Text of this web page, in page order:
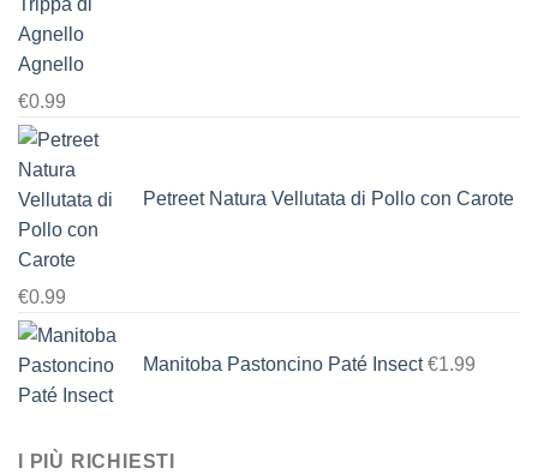
Agnello
€0.99
Petreet Natura Vellutata di Pollo con Carote
€0.99
Manitoba Pastoncino Paté Insect €1.99
I PIÙ RICHIESTI